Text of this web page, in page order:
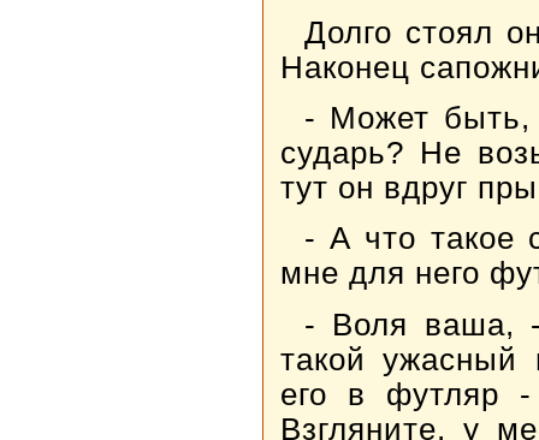
Долго стоял
Наконец
- Может быть,
сударь? Не
тут он вдруг
- А что такое
мне для него
- Воля ваша,
такой ужасный
его в футляр
Взгляните, у